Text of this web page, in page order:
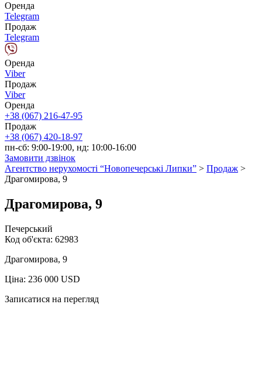
Оренда
Telegram
Продаж
Telegram
Оренда
Viber
Продаж
Viber
Оренда
+38 (067) 216-47-95
Продаж
+38 (067) 420-18-97
пн-сб: 9:00-19:00, нд: 10:00-16:00
Замовити дзвінок
Агентство нерухомості “Новопечерські Липки” > Продаж >
Драгомирова, 9
Драгомирова, 9
Печерський
Код об'єкта: 62983
Драгомирова, 9
Ціна: 236 000 USD
Записатися на перегляд